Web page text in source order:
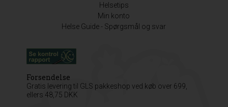
Helsetips
Min konto
Helse Guide - Spørgsmål og svar
Forsendelse
Gratis levering til GLS pakkeshop ved køb over 699,
ellers 48,75 DKK